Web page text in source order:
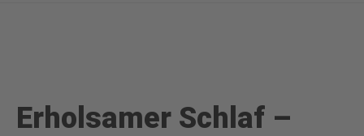
Erholsamer Schlaf –